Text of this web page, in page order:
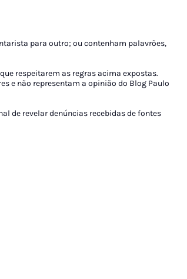
para outro; ou contenham palavrões,
respeitarem as regras acima expostas.
e não representam a opinião do Blog Paulo
de revelar denúncias recebidas de fontes